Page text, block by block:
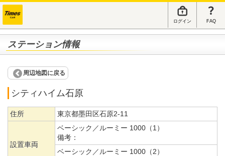
ログイン FAQ
ステーション情報
周辺地図に戻る
シティハイム石原
住所 東京都墨田区石原2-11
設置車両
ベーシック／ルーミー 1000（1）
備考：
ベーシック／ルーミー 1000（2）